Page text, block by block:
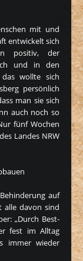
mit und
entwickelt sich
positiv, der
und in den
wollte sich
persönlich
man sie sich
auch noch so
fünf Wochen
Landes NRW
auf
alle davon sind
„Durch Best-
fest im Alltag
immer wieder